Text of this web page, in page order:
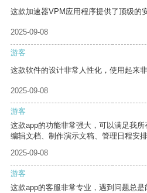
这款加速器VPM应用程序提供了顶级的
2025-09-08
游客
这款软件的设计非常人性化，使用起来非
2025-09-08
游客
这款app的功能非常强大，可以满足我
编辑文档、制作演示文稿、管理日程安排
2025-09-08
游客
这款app的客服非常专业，遇到问题总